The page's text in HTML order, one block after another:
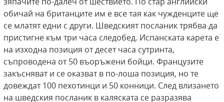
обичай на британците им е все тая как чужденците ще
се млатят едни с други. Шведският посланик трябва да
пристигне към три часа следобед. Испанската карета е
на изходна позиция от десет часа сутринта,
съпроводена от 50 въоръжени бойци. Французите
закъсняват и се оказват в по-лоша позиция, но те
довеждат 100 пехотинци и 50 конници. След влизането
на шведския посланик в каляската се разразява